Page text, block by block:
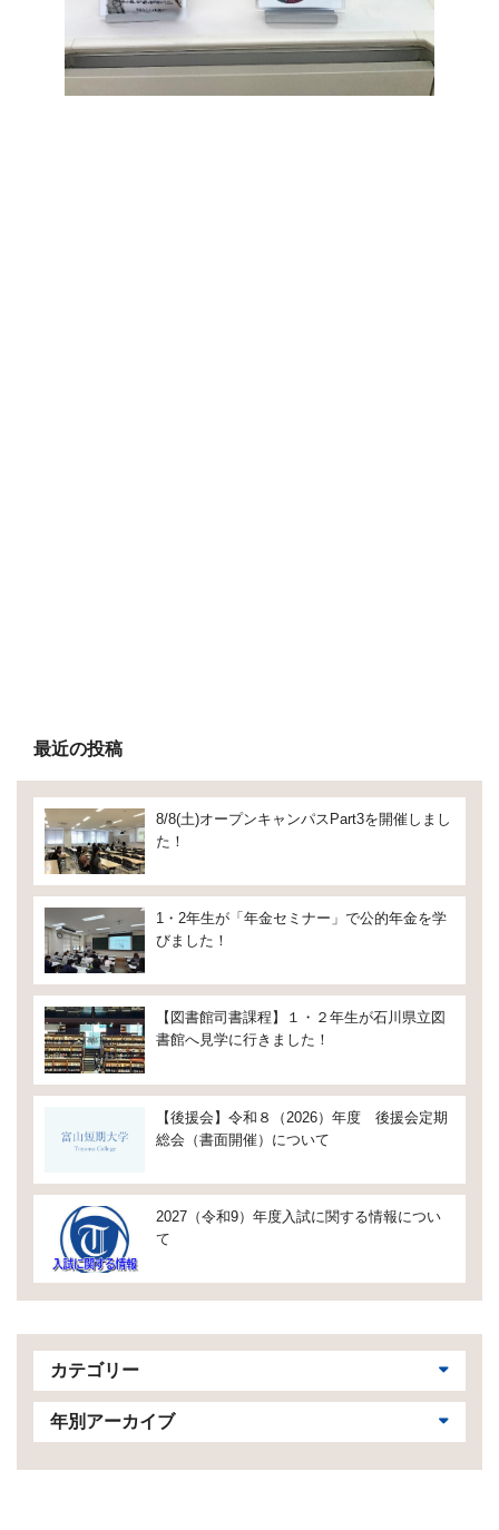
最近の投稿
8/8(土)オープンキャンパスPart3を開催しまし
た！
1・2年生が「年金セミナー」で公的年金を学
びました！
【図書館司書課程】１・２年生が石川県立図
書館へ見学に行きました！
【後援会】令和８（2026）年度 後援会定期
総会（書面開催）について
2027（令和9）年度入試に関する情報につい
て
カテゴリー
年別アーカイブ